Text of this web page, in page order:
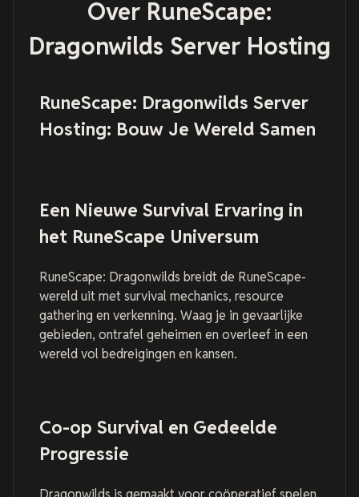
Over RuneScape:
Dragonwilds Server Hosting
RuneScape: Dragonwilds Server
Hosting: Bouw Je Wereld Samen
Een Nieuwe Survival Ervaring in
het RuneScape Universum
RuneScape: Dragonwilds breidt de RuneScape-
wereld uit met survival mechanics, resource
gathering en verkenning. Waag je in gevaarlijke
gebieden, ontrafel geheimen en overleef in een
wereld vol bedreigingen en kansen.
Co-op Survival en Gedeelde
Progressie